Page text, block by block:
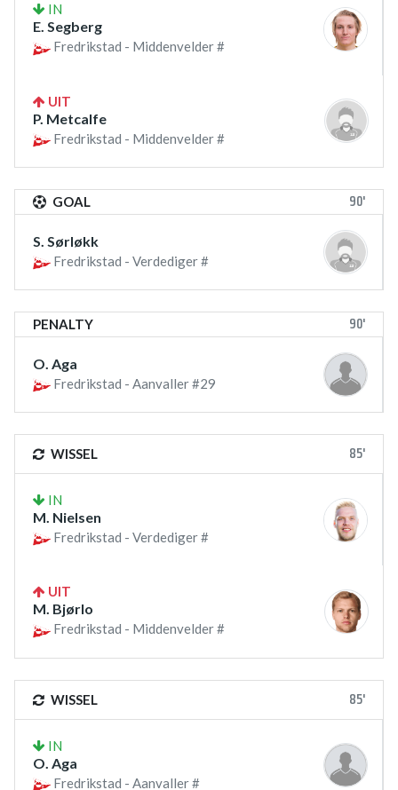
IN
E. Segberg
Fredrikstad - Middenvelder #
UIT
P. Metcalfe
Fredrikstad - Middenvelder #
GOAL 90'
S. Sørløkk
Fredrikstad - Verdediger #
PENALTY 90'
O. Aga
Fredrikstad - Aanvaller #29
WISSEL 85'
IN
M. Nielsen
Fredrikstad - Verdediger #
UIT
M. Bjørlo
Fredrikstad - Middenvelder #
WISSEL 85'
IN
O. Aga
Fredrikstad - Aanvaller #